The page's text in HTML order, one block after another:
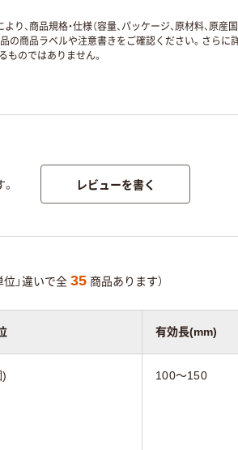
商品規格・仕様（容量、パッケージ、原材料、原
商品ラベルや注意書きをご確認ください。さらに
ものではありません。
レビューを書く
位」違いで全 35 商品あります）
有効長(mm)
) 100～150